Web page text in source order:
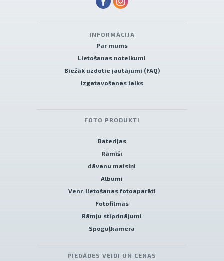
INFORMĀCIJA
Par mums
Lietošanas noteikumi
Biežāk uzdotie jautājumi (FAQ)
Izgatavošanas laiks
FOTO PRODUKTI
Baterijas
Rāmīši
dāvanu maisiņi
Albumi
Venr. lietošanas fotoaparāti
Fotofilmas
Rāmju stiprinājumi
Spoguļkamera
PIEGĀDES VEIDI UN CENAS